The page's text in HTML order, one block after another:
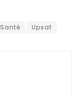
Santé Upsat